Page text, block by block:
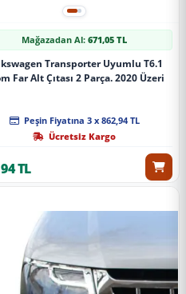
Mağazadan Al:671,05 TL
Transporter Uyumlu T6.1
Far Alt Çıtası 2 Parça. 2020 Üzeri
Peşin Fiyatına 3 x 862,94 TL
Ücretsiz Kargo
TL